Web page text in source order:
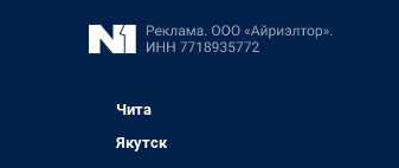
Чита
Якутск